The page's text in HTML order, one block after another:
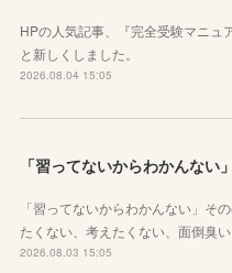
HPの人気記事、『完全受験マニュ
と新しくしました。
2026.08.04 15:05
「習ってないからわかんない」そ
たくない、考えたくない、面倒臭
2026.08.03 15:05